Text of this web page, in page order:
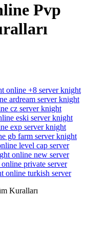
Pvp
online +8 serverknight
ardream serverknight
cz serverknight
eski serverknight
exp serverknight
gb farm serverknight
level cap server
online new server
private server
online turkish server
Kuralları